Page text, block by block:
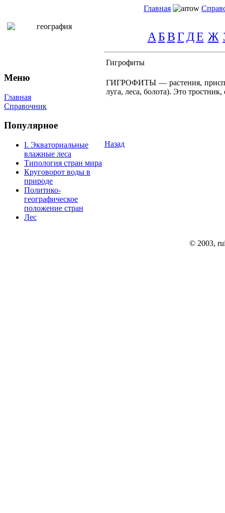
Главная
Меню
Главная
Справочник
Популярное
I. Экваториальные
влажные леса
Типология стран мира
Круговорот воды в
природе
Политико-
географическое
положение стран
Лес
А БВГ ДЕ Ж
Гигрофиты
ГИГРОФИТЫ — растения,
луга, леса, болота). Это
Назад
© 2003,